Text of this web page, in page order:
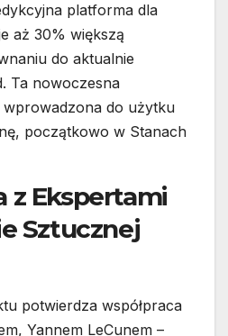
platforma dla
aż 30% większą
do aktualnie
Ta nowoczesna
do użytku
początkowo w Stanach
z Ekspertami
Sztucznej
potwierdza współpraca
Yannem LeCunem –